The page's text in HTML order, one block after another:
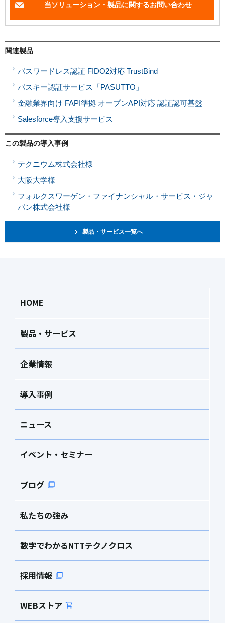
当ソリューション・製品に関するお問い合わせ
関連製品
パスワードレス認証 FIDO2対応 TrustBind
パスキー認証サービス「PASUTTO」
金融業界向け FAPI準拠 オープンAPI対応 認証認可基盤
Salesforce導入支援サービス
この製品の導入事例
テクニウム株式会社様
大阪大学様
フォルクスワーゲン・ファイナンシャル・サービス・ジャ
パン株式会社様
製品・サービス一覧へ
HOME
製品・サービス
企業情報
導入事例
ニュース
イベント・セミナー
ブログ
私たちの強み
数字でわかるNTTテクノクロス
採用情報
WEBストア